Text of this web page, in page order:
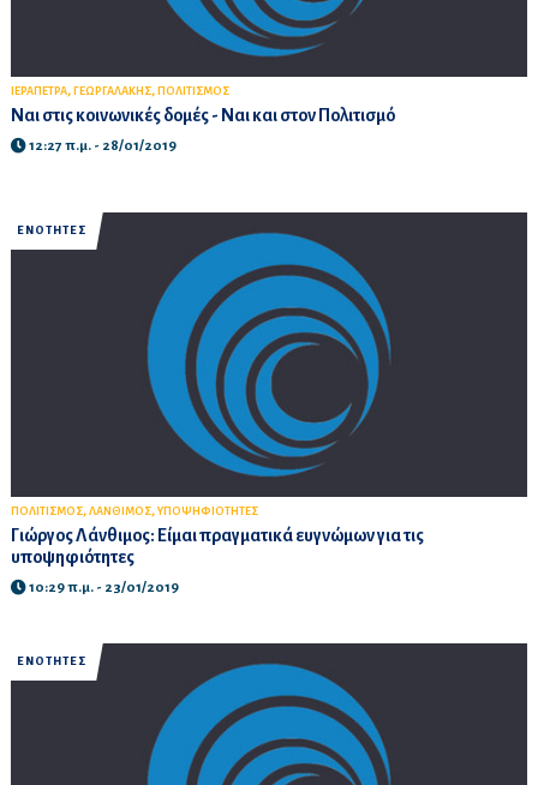
ΙΕΡΑΠΕΤΡΑ, ΓΕΩΡΓΑΛΑΚΗΣ, ΠΟΛΙΤΙΣΜΟΣ
Ναι στις κοινωνικές δομές - Ναι και στον Πολιτισμό
12:27 π.μ. - 28/01/2019
ΕΝΟΤΗΤΕΣ
ΠΟΛΙΤΙΣΜΟΣ, ΛΑΝΘΙΜΟΣ, ΥΠΟΨΗΦΙΟΤΗΤΕΣ
Γιώργος Λάνθιμος: Είμαι πραγματικά ευγνώμων για τις
υποψηφιότητες
10:29 π.μ. - 23/01/2019
ΕΝΟΤΗΤΕΣ